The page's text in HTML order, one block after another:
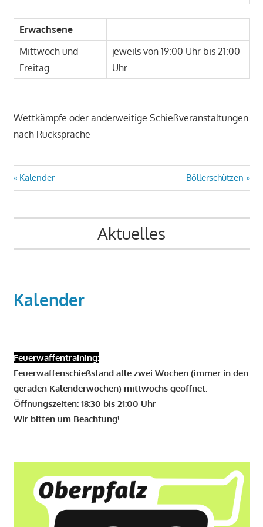
Erwachsene
Mittwoch und
Freitag
jeweils von 19:00 Uhr bis 21:00
Uhr
Wettkämpfe oder anderweitige Schießveranstaltungen
nach Rücksprache
Beitragsnavigation
Vorheriger
Beitrag:
Kalender
Nächster
Beitrag:
Böllerschützen
Aktuelles
Kalender
Feuerwaffentraining:
Feuerwaffenschießstand alle zwei Wochen (immer in den
geraden Kalenderwochen) mittwochs geöffnet.
Öffnungszeiten: 18:30 bis 21:00 Uhr
Wir bitten um Beachtung!